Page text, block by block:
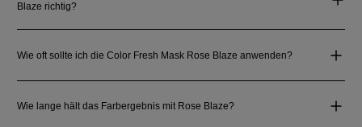
Blaze richtig?
Wie oft sollte ich die Color Fresh Mask Rose Blaze anwenden?
Wie lange hält das Farbergebnis mit Rose Blaze?